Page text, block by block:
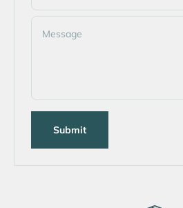
Message
Submit